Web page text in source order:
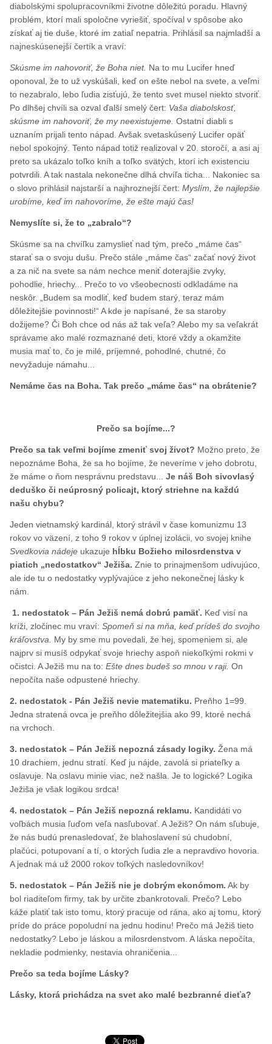
diabolskými spolupracovníkmi životne dôležitú poradu. Hlavný
problém, ktorí mali spoločne vyriešiť, spočíval v spôsobe ako
získať aj tie duše, ktoré im zatiaľ nepatria. Prihlásil sa najmladší a
najneskúsenejší čertík a vraví:
Skúsme im nahovoriť, že Boha niet. Na to mu Lucifer hneď
oponoval, že to už vyskúšali, keď on ešte nebol na svete, a veľmi
to nezabralo, lebo ľudia zisťujú, že tento svet musel niekto stvoriť.
Po dlhšej chvíli sa ozval ďalší smelý čert: Vaša diabolskosť,
skúsme im nahovoriť, že my neexistujeme. Ostatní diabli s
uznaním prijali tento nápad. Avšak svetaskúsený Lucifer opäť
nebol spokojný. Tento nápad totiž realizoval v 20. storočí, a asi aj
preto sa ukázalo toľko kníh a toľko svätých, ktorí ich existenciu
potvrdili. A tak nastala nekonečne dlhá chvíľa ticha... Nakoniec sa
o slovo prihlásil najstarší a najhroznejší čert:Myslím, že najlepšie
urobíme, keď im nahovoríme, že ešte majú čas!
Nemyslíte si, že to „zabralo“?
Skúsme sa na chvíľku zamyslieť nad tým, prečo „máme čas“
starať sa o svoju dušu. Prečo stále „máme čas“ začať nový život
a za nič na svete sa nám nechce meniť doterajšie zvyky,
pohodlie, hriechy... Prečo to vo všeobecnosti odkladáme na
neskôr. „Budem sa modliť, keď budem starý, teraz mám
dôležitejšie povinnosti!“ A kde je napísané, že sa staroby
dožijeme? Či Boh chce od nás až tak veľa? Alebo my sa veľakrát
správame ako malé rozmaznané deti, ktoré vždy a okamžite
musia mať to, čo je milé, príjemné, pohodlné, chutné, čo
nevyžaduje námahu...
Nemáme čas na Boha. Tak prečo „máme čas“ na obrátenie?
Prečo sa bojíme...?
Prečo sa tak veľmi bojíme zmeniť svoj život? Možno preto, že
nepoznáme Boha, že sa ho bojíme, že neveríme v jeho dobrotu,
že máme o ňom nesprávnu predstavu...Je náš Boh sivovlasý
deduško či neúprosný policajt, ktorý striehne na každú
našu chybu?
Jeden vietnamský kardinál, ktorý strávil v čase komunizmu 13
rokov vo väzení, z toho 9 rokov v úplnej izolácii, vo svojej knihe
Svedkovia nádeje ukazuje hĺbku Božieho milosrdenstva v
piatich „nedostatkov“ Ježiša. Znie to prinajmenšom udivujúco,
ale ide tu o nedostatky vyplývajúce z jeho nekonečnej lásky k
nám.
1. nedostatok – Pán Ježiš nemá dobrú pamäť. Keď visí na
kríži, zločinec mu vraví:Spomeň si na mňa, keď prídeš do svojho
kráľovstva. My by sme mu povedali, že hej, spomeniem si, ale
najprv si musíš odpykať svoje hriechy aspoň niekoľkými rokmi v
očistci. A Ježiš mu na to:Ešte dnes budeš so mnou v raji. On
nepočíta naše odpustené hriechy.
2. nedostatok - Pán Ježiš nevie matematiku. Preňho 1=99.
Jedna stratená ovca je preňho dôležitejšia ako 99, ktoré nechá
na vrchoch.
3. nedostatok – Pán Ježiš nepozná zásady logiky. Žena má
10 drachiem, jednu stratí. Keď ju nájde, zavolá si priateľky a
oslavuje. Na oslavu minie viac, než našla. Je to logické? Logika
Ježiša je však logikou srdca!
4. nedostatok – Pán Ježiš nepozná reklamu. Kandidáti vo
voľbách musia ľuďom veľa nasľubovať. A Ježiš? On nám sľubuje,
že nás budú prenasledovať, že blahoslavení sú chudobní,
plačúci, potupovaní a tí, o ktorých ľudia zle a nepravdivo hovoria.
A jednak má už 2000 rokov toľkých nasledovníkov!
5. nedostatok – Pán Ježiš nie je dobrým ekonómom. Ak by
bol riaditeľom firmy, tak by určite zbankrotovali. Prečo? Lebo
káže platiť tak isto tomu, ktorý pracuje od rána, ako aj tomu, ktorý
príde do práce popoludní na jednu hodinu! Prečo má Ježiš tieto
nedostatky? Lebo je láskou a milosrdenstvom. A láska nepočíta,
nekladie podmienky, nestavia ohraničenia...
Prečo sa teda bojíme Lásky?
Lásky, ktorá prichádza na svet ako malé bezbranné dieťa?